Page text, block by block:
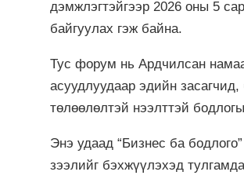
дэмжлэгтэйгээр 2026 оны 5
байгуулах гэж байна.
Тус форум нь Ардчилсан
асуудлуудаар эдийн
төлөөлөлтэй нээлттэй
Энэ удаад “Бизнес ба
зээлийг бэхжүүлэхэд